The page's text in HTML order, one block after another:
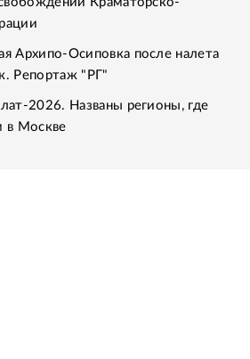
Архипо-Осиповка после налета
Репортаж "РГ"
2026. Названы регионы, где
в Москве